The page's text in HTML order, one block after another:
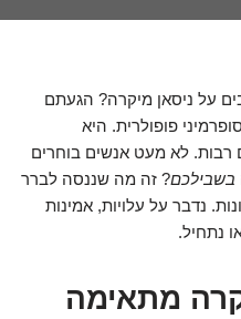
על ניסאן מיקרה? הגעתם
פופולרית. היא
רבות. לא מעט אנשים בוחרים
בשבילכם? זה מה שננסה לברר
נדבר על עלויות, אמינות
נתחיל.
מתאימה